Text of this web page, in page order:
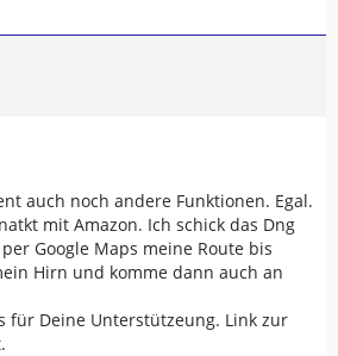
auch noch andere Funktionen. Egal.
mit Amazon. Ich schick das Dng
Google Maps meine Route bis
Hirn und komme dann auch an
für Deine Unterstützeung. Link zur